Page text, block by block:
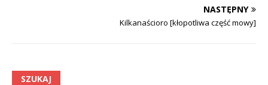
NASTĘPNY
Kilkanaścioro [kłopotliwa część mowy]
SZUKAJ